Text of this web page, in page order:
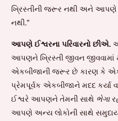
ખ્રિસ્તીની જરૂર નથી અને આપણે
નથી.”
આપણે ઈશ્વરના પરિવારનો છીએ.
આપણને ખ્રિસ્તી જીવન
એકબીજાની જરૂર છે કારણ કે
પ્રેમપૂર્વક એકબીજાને મદદ
ઈશ્વરે આપણને તેમની સાથે ભેગા
આપણે અન્ય લોકોની સાથે